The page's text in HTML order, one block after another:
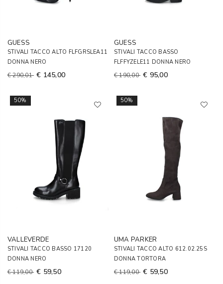
GUESS
STIVALI TACCO ALTO FLFGRSLEA11
DONNA NERO
€ 290,01 € 145,00
GUESS
STIVALI TACCO BASSO
FLFFYZELE11 DONNA NERO
€ 190,00 € 95,00
50%
VALLEVERDE
STIVALI TACCO BASSO 17120
DONNA NERO
€ 119,00 € 59,50
50%
UMA PARKER
STIVALI TACCO ALTO 612.02.25S
DONNA TORTORA
€ 119,00 € 59,50